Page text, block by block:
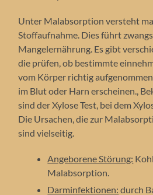
Unter Malabsorption versteht
Stoffaufnahme. Dies führt
Mangelernährung. Es gibt
die prüfen, ob bestimmte
vom Körper richtig
im Blut oder Harn erscheinen.,
sind der Xylose Test, bei dem
Die Ursachen, die zur
sind vielseitig.
Angeborene Störung:
Malabsorption.
Darminfektionen: durch